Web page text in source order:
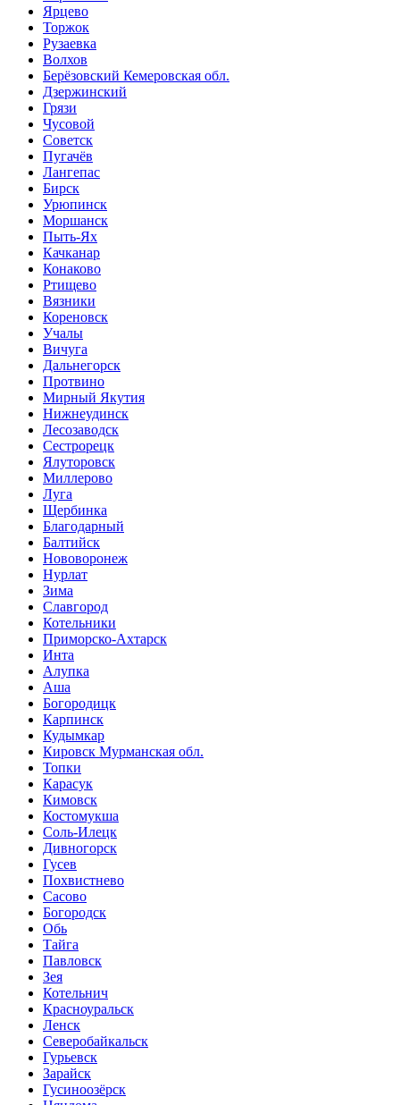
Ярцево
Торжок
Рузаевка
Волхов
Берёзовский Кемеровская обл.
Дзержинский
Грязи
Чусовой
Советск
Пугачёв
Лангепас
Бирск
Урюпинск
Моршанск
Пыть-Ях
Качканар
Конаково
Ртищево
Вязники
Кореновск
Учалы
Вичуга
Дальнегорск
Протвино
Мирный Якутия
Нижнеудинск
Лесозаводск
Сестрорецк
Ялуторовск
Миллерово
Луга
Щербинка
Благодарный
Балтийск
Нововоронеж
Нурлат
Зима
Славгород
Котельники
Приморско-Ахтарск
Инта
Алупка
Аша
Богородицк
Карпинск
Кудымкар
Кировск Мурманская обл.
Топки
Карасук
Кимовск
Костомукша
Соль-Илецк
Дивногорск
Гусев
Похвистнево
Сасово
Богородск
Обь
Тайга
Павловск
Зея
Котельнич
Красноуральск
Ленск
Северобайкальск
Гурьевск
Зарайск
Гусиноозёрск